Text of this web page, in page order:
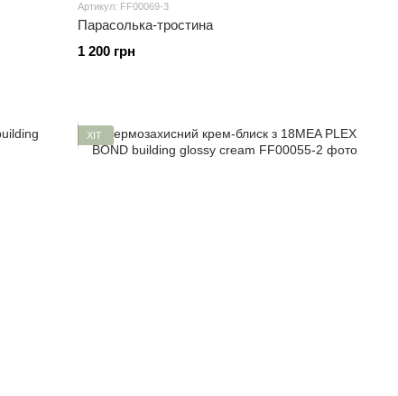
Артикул: FF00069-3
Парасолька-тростина
1 200 грн
ХІТ